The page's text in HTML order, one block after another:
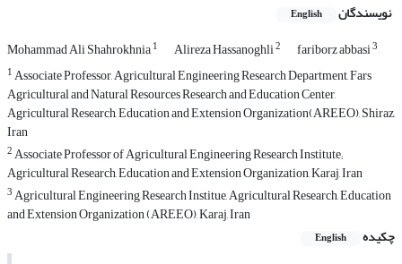
نویسندگان English
Mohammad Ali Shahrokhnia1 Alireza Hassanoghli2 fariborz abbasi3
1Associate Professor, Agricultural Engineering Research Department, Fars
Agricultural and Natural Resources Research and Education Center,
Agricultural Research, Education and Extension Organization(AREEO), Shiraz,
Iran
2Associate Professor of Agricultural Engineering Research Institute;
Agricultural Research, Education and Extension Organization, Karaj, Iran
3Agricultural Engineering Research Institue, Agricultural Research, Education
and Extension Organization (AREEO), Karaj, Iran
چکیده
English